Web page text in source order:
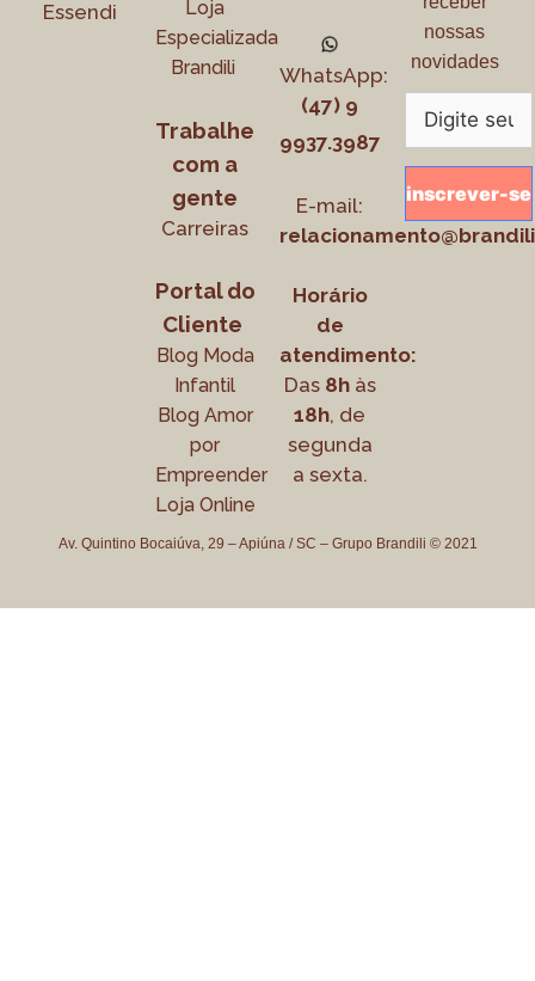
Essendi
Loja
Especializada
Brandili
Trabalhe
com a
gente
Carreiras
Portal do
Cliente
Blog Moda
Infantil
Blog Amor
por
Empreender
Loja Online
WhatsApp:
(47) 9
9937.3987
E-mail:
Horário
de
atendimento:
Das8hàs
18h, de
segunda
a sexta.
nossas
novidades
Av. Quintino Bocaiúva, 29 – Apiúna / SC – Grupo Brandili © 2021